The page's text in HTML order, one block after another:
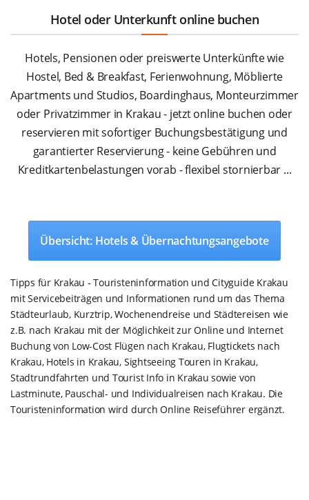
Hotel oder Unterkunft online buchen
Hotels, Pensionen oder preiswerte Unterkünfte wie
Hostel, Bed & Breakfast, Ferienwohnung, Möblierte
Apartments und Studios, Boardinghaus, Monteurzimmer
oder Privatzimmer in Krakau - jetzt online buchen oder
reservieren mit sofortiger Buchungsbestätigung und
garantierter Reservierung - keine Gebühren und
Kreditkartenbelastungen vorab - flexibel stornierbar ...
Übersicht: Hotels & Übernachtungsangebote
Tipps für Krakau - Touristeninformation und Cityguide Krakau
mit Servicebeiträgen und Informationen rund um das Thema
Städteurlaub, Kurztrip, Wochenendreise und Städtereisen wie
z.B. nach Krakau mit der Möglichkeit zur Online und Internet
Buchung von Low-Cost Flügen nach Krakau, Flugtickets nach
Krakau, Hotels in Krakau, Sightseeing Touren in Krakau,
Stadtrundfahrten und Tourist Info in Krakau sowie von
Lastminute, Pauschal- und Individualreisen nach Krakau. Die
Touristeninformation wird durch Online Reiseführer ergänzt.